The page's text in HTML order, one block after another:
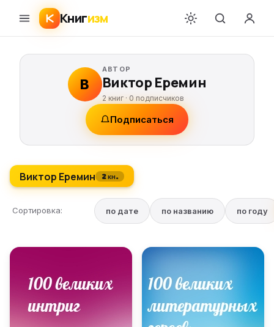
Книгизм
В
АВТОР
Виктор Еремин
2 книг · 0 подписчиков
Подписаться
Виктор Еремин 2 кн.
Сортировка: по дате по названию по году